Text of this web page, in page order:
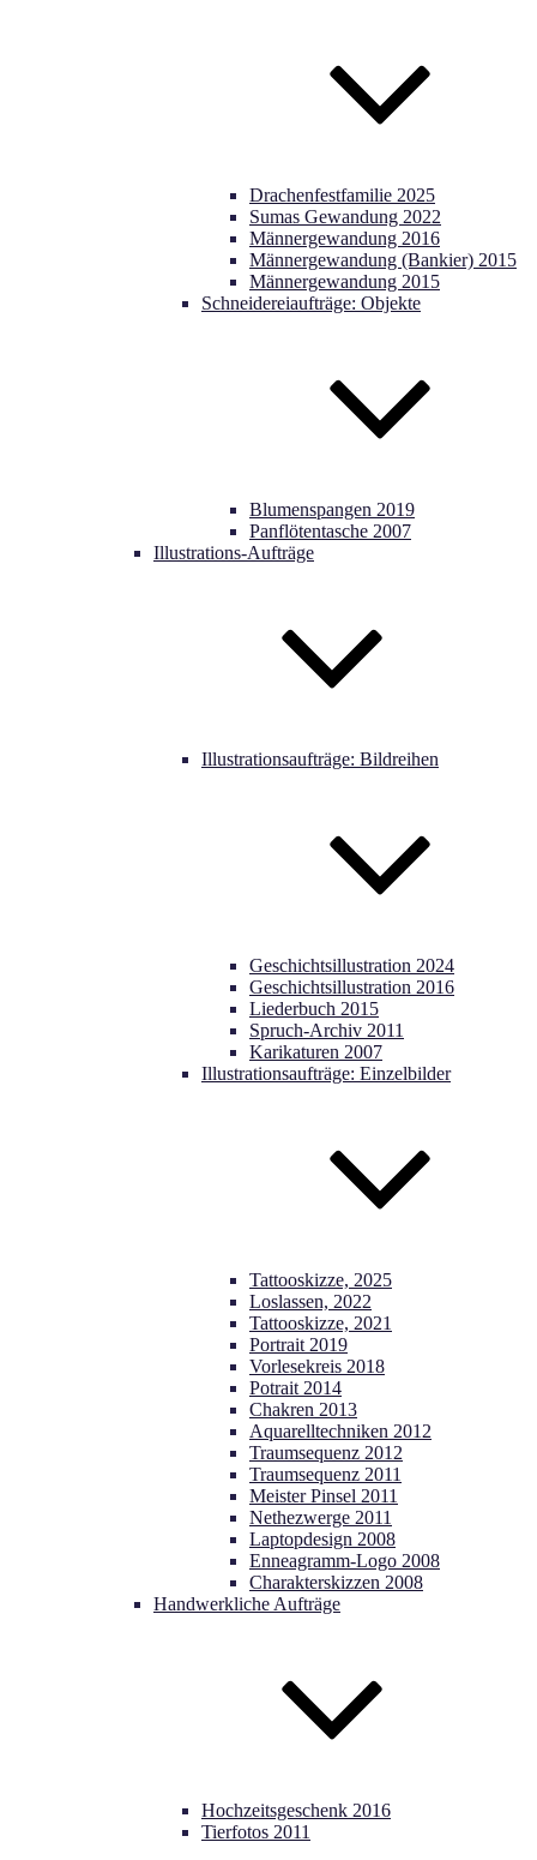
Drachenfestfamilie 2025
Sumas Gewandung 2022
Männergewandung 2016
Männergewandung (Bankier) 2015
Männergewandung 2015
Schneidereiaufträge: Objekte
Blumenspangen 2019
Panflötentasche 2007
Illustrations-Aufträge
Illustrationsaufträge: Bildreihen
Geschichtsillustration 2024
Geschichtsillustration 2016
Liederbuch 2015
Spruch-Archiv 2011
Karikaturen 2007
Illustrationsaufträge: Einzelbilder
Tattooskizze, 2025
Loslassen, 2022
Tattooskizze, 2021
Portrait 2019
Vorlesekreis 2018
Potrait 2014
Chakren 2013
Aquarelltechniken 2012
Traumsequenz 2012
Traumsequenz 2011
Meister Pinsel 2011
Nethezwerge 2011
Laptopdesign 2008
Enneagramm-Logo 2008
Charakterskizzen 2008
Handwerkliche Aufträge
Hochzeitsgeschenk 2016
Tierfotos 2011